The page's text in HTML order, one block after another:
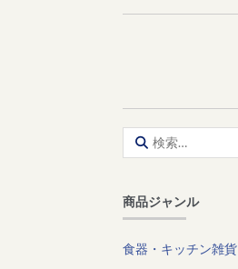
索:
商品ジャンル
食器・キッチン雑貨